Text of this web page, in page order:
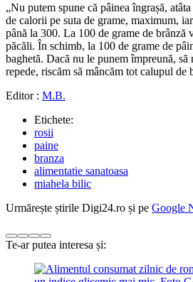
„Nu putem spune că pâinea îngrașă,
de calorii pe suta de grame, maximum,
până la 300. La 100 de grame de brânză
păcăli. În schimb, la 100 de grame de
baghetă. Dacă nu le punem împreună, să
repede, riscăm să mâncăm tot calupul de
Editor : M.B.
Etichete:
rosii
paine
branza
alimentatie sanatoasa
miahela bilic
Urmărește știrile Digi24.ro și pe Google
Te-ar putea interesa și: